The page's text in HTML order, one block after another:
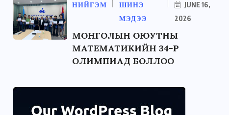
НИЙГЭМ
ШИНЭ
МЭДЭЭ
JUNE 16,
2026
МОНГОЛЫН ОЮУТНЫ
МАТЕМАТИКИЙН 34-Р
ОЛИМПИАД БОЛЛОО